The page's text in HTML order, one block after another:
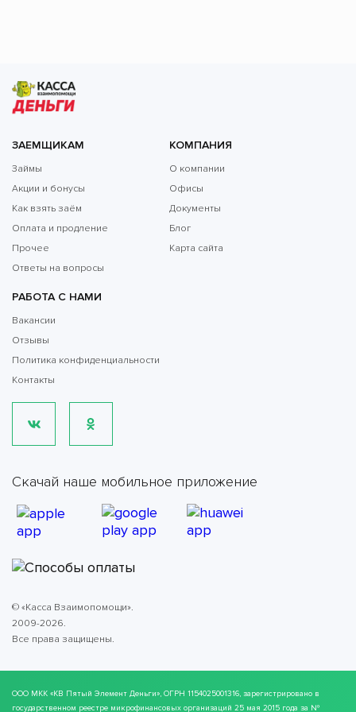
ЗАЕМЩИКАМ
Займы
Акции и бонусы
Как взять заём
Оплата и продление
Прочее
Ответы на вопросы
КОМПАНИЯ
О компании
Офисы
Документы
Блог
Карта сайта
РАБОТА С НАМИ
Вакансии
Отзывы
Политика конфиденциальности
Контакты
Скачай наше мобильное приложение
© «Касса Взаимопомощи».
2009-2026.
Все права защищены.
ООО МКК «КВ Пятый Элемент Деньги», ОГРН 1154025001316, зарегистрировано в
государственном реестре микрофинансовых организаций 25 мая 2015 года за №